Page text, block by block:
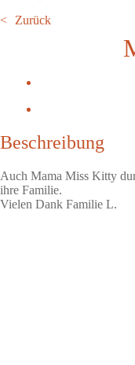
Zurück
Beschreibung
Auch Mama Miss Kitty
ihre Familie.
Vielen Dank Familie L.